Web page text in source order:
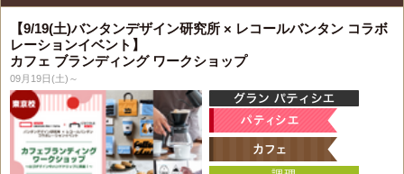
【9/19(土)バンタンデザイン研究所 × レコールバンタン コラボ
レーションイベント】
カフェ ブランディング ワークショップ
09月19日(土)～